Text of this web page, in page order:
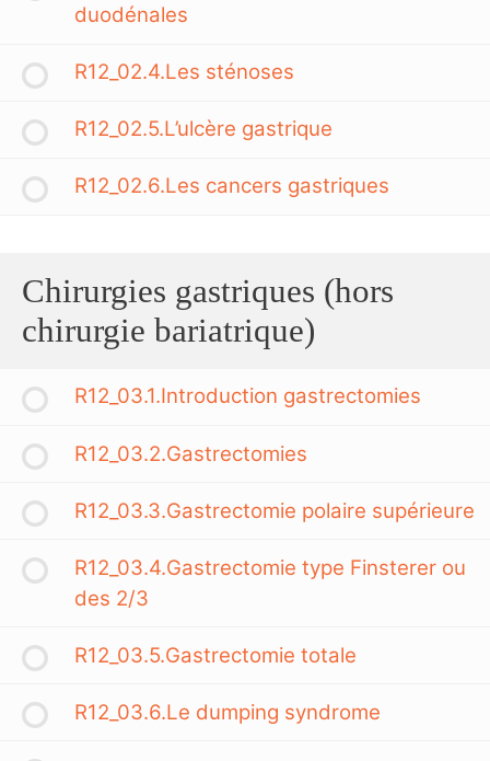
duodénales
R12_02.4.Les sténoses
R12_02.5.L’ulcère gastrique
R12_02.6.Les cancers gastriques
Chirurgies gastriques (hors
chirurgie bariatrique)
R12_03.1.Introduction gastrectomies
R12_03.2.Gastrectomies
R12_03.3.Gastrectomie polaire supérieure
R12_03.4.Gastrectomie type Finsterer ou
des 2/3
R12_03.5.Gastrectomie totale
R12_03.6.Le dumping syndrome